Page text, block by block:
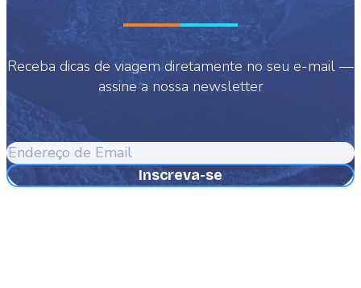
Receba dicas de viagem diretamente no seu e-mail —
assine a nossa newsletter
Endereço
de
Email